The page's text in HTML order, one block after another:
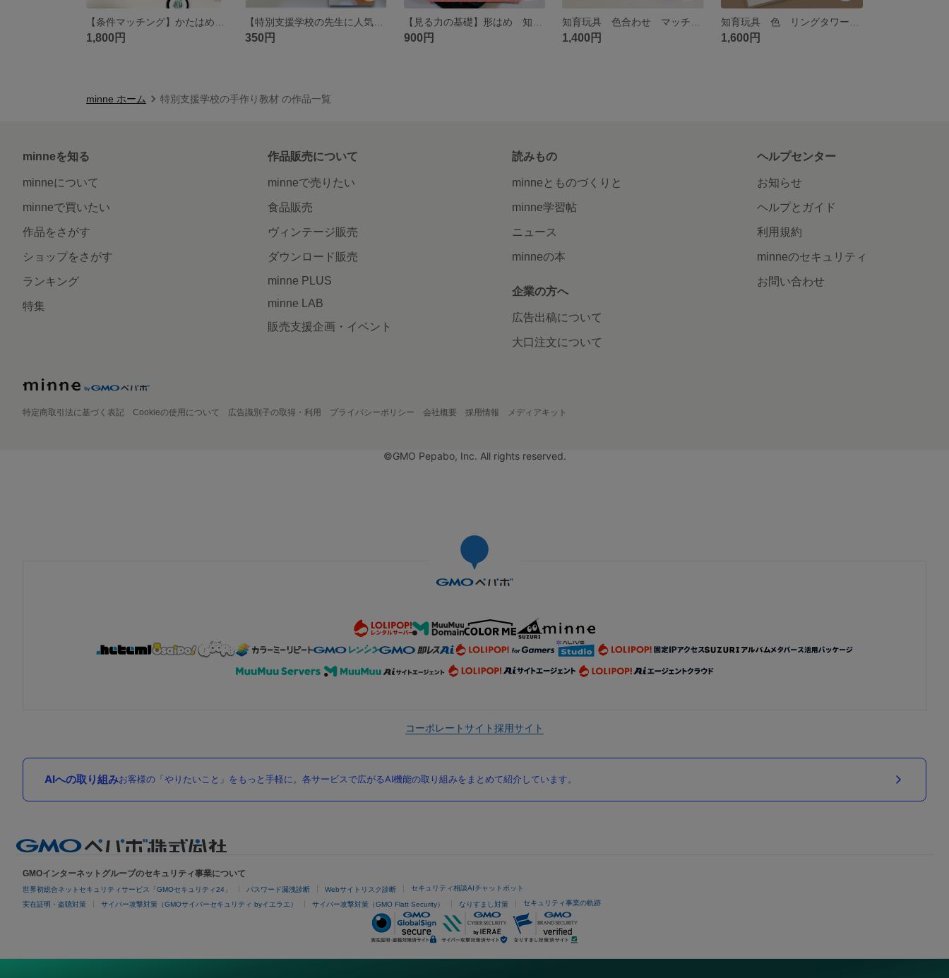
1,800円
【特別支援学校の先生に人気♪】 目と手の協調課題 色の学習
350円 900円 1,400円 1,600円
minne ホーム 特別支援学校の手作り教材 の作品一覧
minneを知る
minneについて
minneで買いたい
作品をさがす
ショップをさがす
ランキング
特集
作品販売について
minneで売りたい
食品販売
ヴィンテージ販売
ダウンロード販売
minne PLUS
minne LAB
販売支援企画・イベント
読みもの
minneとものづくりと
minne学習帖
ニュース
minneの本
企業の方へ
広告出稿について
大口注文について
ヘルプセンター
お知らせ
ヘルプとガイド
利用規約
minneのセキュリティ
お問い合わせ
特定商取引法に基づく表記 Cookieの使用について 広告識別子の取得・利用 プライバシーポリシー 会社概要 採用情報 メディアキット
©GMO Pepabo, Inc. All rights reserved.
コーポレートサイト採用サイト
AIへの取り組みお客様の「やりたいこと」をもっと手軽に。各サービスで広がるAI機能の取り組みをまとめて紹介しています。
GMOインターネットグループのセキュリティ事業について
世界初総合ネットセキュリティサービス「GMOセキュリティ24」 パスワード漏洩診断 Webサイトリスク診断 セキュリティ相談AIチャットボット
実在証明・盗聴対策 サイバー攻撃対策（GMOサイバーセキュリティ byイエラエ） サイバー攻撃対策（GMO Flatt Security） なりすまし対策 セキュリティ事業の軌跡